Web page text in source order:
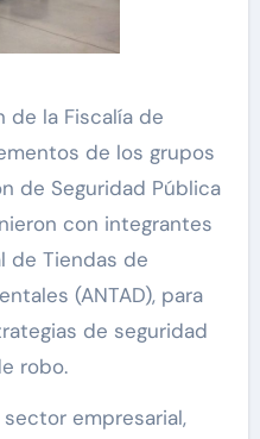
de la Fiscalía de
de los grupos
de Seguridad Pública
con integrantes
de Tiendas de
(ANTAD), para
de seguridad
robo.
empresarial,